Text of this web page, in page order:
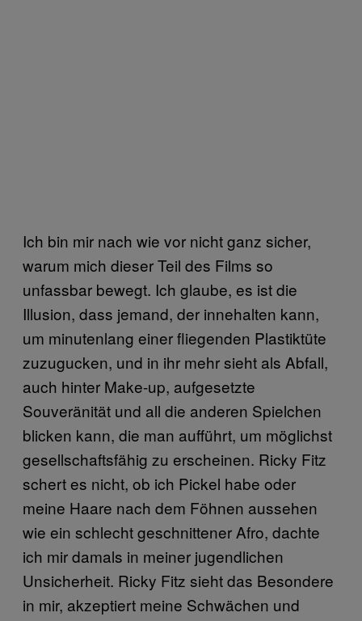
Ich bin mir nach wie vor nicht ganz sicher,
warum mich dieser Teil des Films so
unfassbar bewegt. Ich glaube, es ist die
Illusion, dass jemand, der innehalten kann,
um minutenlang einer fliegenden Plastiktüte
zuzugucken, und in ihr mehr sieht als Abfall,
auch hinter Make-up, aufgesetzte
Souveränität und all die anderen Spielchen
blicken kann, die man aufführt, um möglichst
gesellschaftsfähig zu erscheinen. Ricky Fitz
schert es nicht, ob ich Pickel habe oder
meine Haare nach dem Föhnen aussehen
wie ein schlecht geschnittener Afro, dachte
ich mir damals in meiner jugendlichen
Unsicherheit. Ricky Fitz sieht das Besondere
in mir, akzeptiert meine Schwächen und